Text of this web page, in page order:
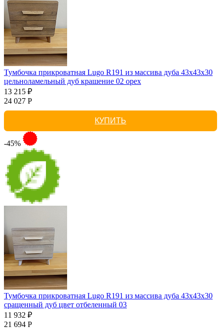
Тумбочка прикроватная Lugo R191 из массива дуба 43х43х30
цельноламельный дуб крашение 02 орех
13 215 ₽
24 027 Р
КУПИТЬ
-45%
Тумбочка прикроватная Lugo R191 из массива дуба 43х43х30
сращенный дуб цвет отбеленный 03
11 932 ₽
21 694 Р